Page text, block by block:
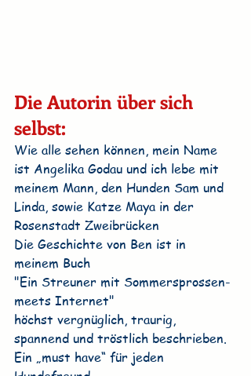
Die Autorin über sich
selbst:
Wie alle sehen können, mein Name
ist Angelika Godau und ich lebe mit
meinem Mann, den Hunden Sam und
Linda, sowie Katze Maya in der
Rosenstadt Zweibrücken
Die Geschichte von Ben ist in
meinem Buch
"Ein Streuner mit Sommersprossen-
meets Internet"
höchst vergnüglich, traurig,
spannend und tröstlich beschrieben.
Ein „must have“ für jeden